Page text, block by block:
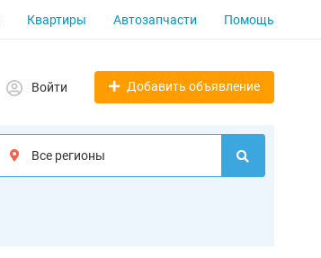
Квартиры Автозапчасти Помощь
Войти Добавить объявление